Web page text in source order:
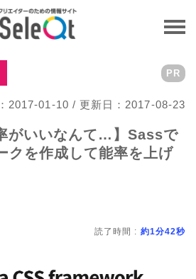
2017-01-10 / 更新日：2017-08-23
PR
がいいなんて…】Sassで
クを作成して能率を上げ
読了時間 : 約1分42秒